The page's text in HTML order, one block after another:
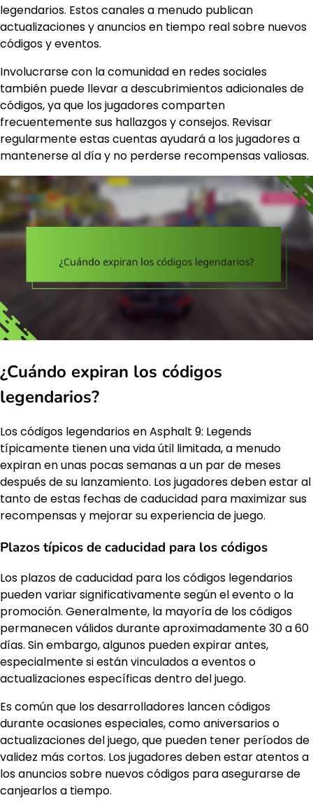
legendarios. Estos canales a menudo publican
actualizaciones y anuncios en tiempo real sobre nuevos
códigos y eventos.
Involucrarse con la comunidad en redes sociales
también puede llevar a descubrimientos adicionales de
códigos, ya que los jugadores comparten
frecuentemente sus hallazgos y consejos. Revisar
regularmente estas cuentas ayudará a los jugadores a
mantenerse al día y no perderse recompensas valiosas.
¿Cuándo expiran los códigos
legendarios?
Los códigos legendarios en Asphalt 9: Legends
típicamente tienen una vida útil limitada, a menudo
expiran en unas pocas semanas a un par de meses
después de su lanzamiento. Los jugadores deben estar al
tanto de estas fechas de caducidad para maximizar sus
recompensas y mejorar su experiencia de juego.
Plazos típicos de caducidad para los códigos
Los plazos de caducidad para los códigos legendarios
pueden variar significativamente según el evento o la
promoción. Generalmente, la mayoría de los códigos
permanecen válidos durante aproximadamente 30 a 60
días. Sin embargo, algunos pueden expirar antes,
especialmente si están vinculados a eventos o
actualizaciones específicas dentro del juego.
Es común que los desarrolladores lancen códigos
durante ocasiones especiales, como aniversarios o
actualizaciones del juego, que pueden tener períodos de
validez más cortos. Los jugadores deben estar atentos a
los anuncios sobre nuevos códigos para asegurarse de
canjearlos a tiempo.